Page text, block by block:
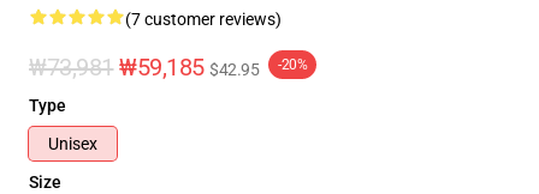
(7 customer reviews)
₩73,981 ₩59,185 $42.95 -20%
Type
Unisex
Size